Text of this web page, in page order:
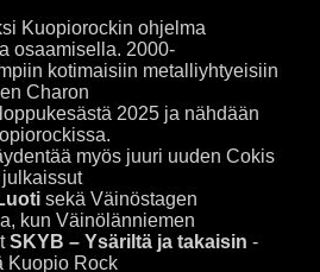
Kuopiorockin ohjelma
osaamisella. 2000-
kotimaisiin metalliyhtyeisiin
Charon
2025 ja nähdään
myös juuri uuden Cokis
sekä Väinöstagen
kun Väinölänniemen
SKYB – Ysäriltä ja takaisin -
Kuopio Rock